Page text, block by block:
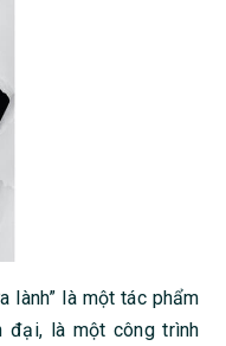
lành” là một tác phẩm
đại, là một công trình